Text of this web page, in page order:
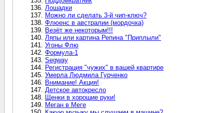
Лошадки
Можно ли сделать 3-й чип-ключ?
Флюенс в австралии (мордочка)
Везёт же некоторым!!!
Ляпы или картина Репина "Приплыли"
Угоны Флю
Формула-1
Segway
Регистрация "чужих" в вашей квартире
Умерла Людмила Гурченко
Внимание! Акция!
Детское автокресло
Щенки в хорошие руки!
Меган в Меге